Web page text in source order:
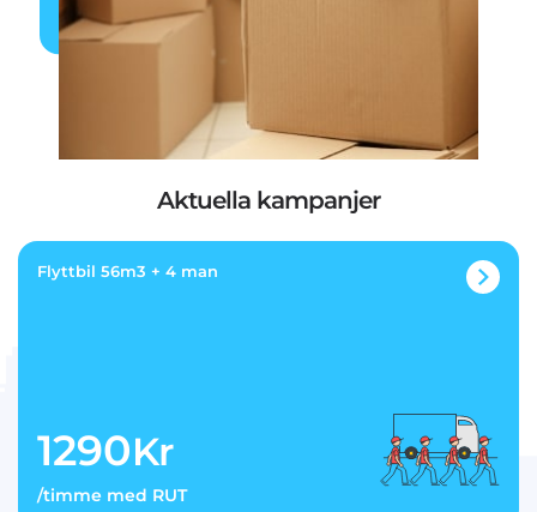
Aktuella kampanjer
Flyttbil 56m3 + 4 man
1290Kr
/timme med RUT